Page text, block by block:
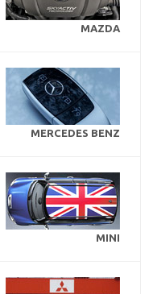
MAZDA
MERCEDES BENZ
MINI